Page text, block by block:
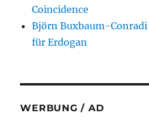
Coincidence
Björn Buxbaum-Conradi
für Erdogan
WERBUNG / AD